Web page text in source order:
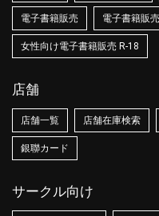
電子書籍販売 電子書籍販
女性向け電子書籍販売 R-18
店舗
店舗一覧 店舗在庫検索
銀聯カード
サークル向け